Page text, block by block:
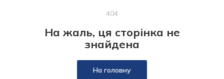
404
На жаль, ця сторінка не
знайдена
На головну